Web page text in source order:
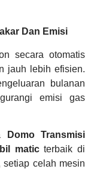
Dan Emisi
secara otomatis
jauh lebih efisien.
bulanan
emisi gas
Domo Transmisi
maticterbaik di
setiap celah mesin